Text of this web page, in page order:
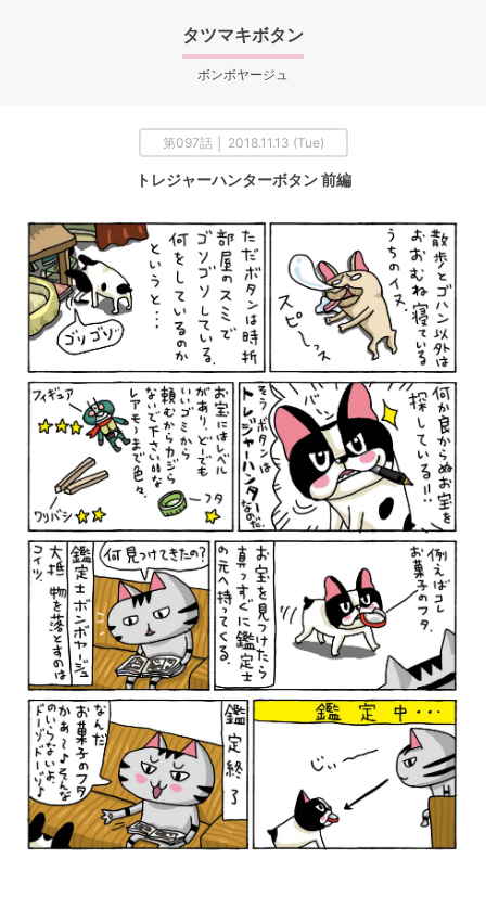
タツマキボタン
ボンボヤージュ
第097話 │ 2018.11.13 (Tue)
トレジャーハンターボタン 前編